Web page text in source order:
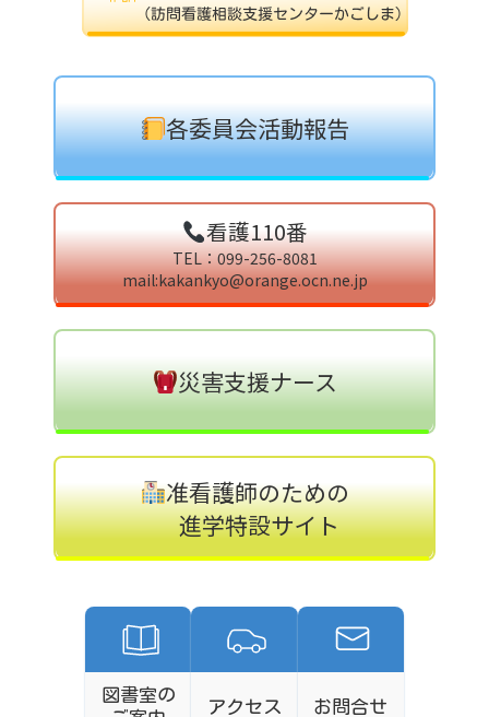
各委員会活動報告
看護110番
TEL：099-256-8081
mail:kakankyo@orange.ocn.ne.jp
災害支援ナース
准看護師のための
進学特設サイト
図書室の
アクセス お問合せ